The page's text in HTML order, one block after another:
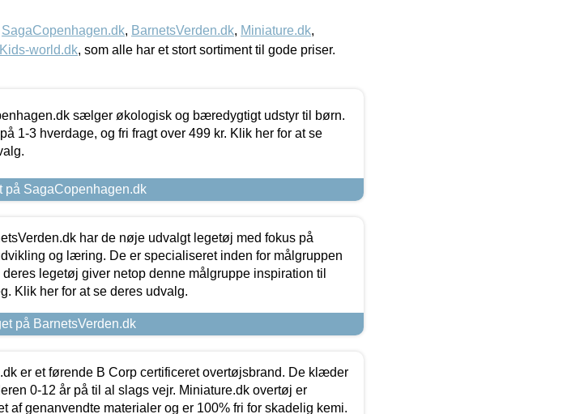
SagaCopenhagen.dk, BarnetsVerden.dk, Miniature.dk,
Kids-world.dk, som alle har et stort sortiment til gode priser.
sælger økologisk og bæredygtigt udstyr til børn.
1-3 hverdage, og fri fragt over 499 kr. Klik her for at se
på SagaCopenhagen.dk
har de nøje udvalgt legetøj med fokus på
og læring. De er specialiseret inden for målgruppen
deres legetøj giver netop denne målgruppe inspiration til
Klik her for at se deres udvalg.
på BarnetsVerden.dk
er et førende B Corp certificeret overtøjsbrand. De klæder
0-12 år på til al slags vejr. Miniature.dk overtøj er
af genanvendte materialer og er 100% fri for skadelig kemi.